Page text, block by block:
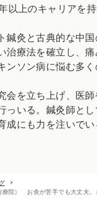
以上のキャリアを
鍼灸と古典的な中
治療法を確立し、
ンソン病に悩む多
会を立ち上げ、医
っいる。鍼灸師と
成にも力を注いでい